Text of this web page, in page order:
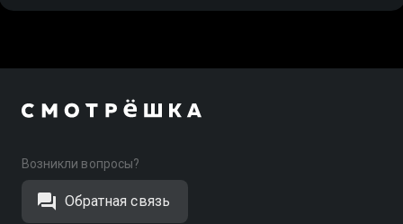
Возникли вопросы?
Обратная связь